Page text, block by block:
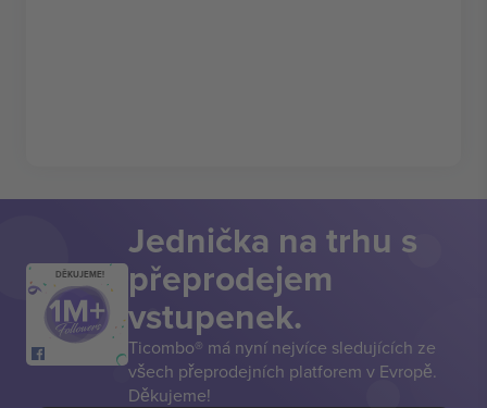
DĚKUJEME!
Jednička na trhu s
přeprodejem
vstupenek.
Ticombo® má nyní nejvíce sledujících ze
všech přeprodejních platforem v Evropě.
Děkujeme!